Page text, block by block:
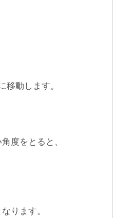
移動します。
度をとると、
ります。